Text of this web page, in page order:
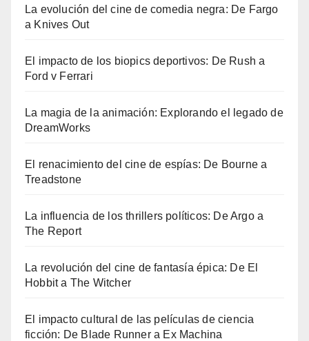
La evolución del cine de comedia negra: De Fargo
a Knives Out
El impacto de los biopics deportivos: De Rush a
Ford v Ferrari
La magia de la animación: Explorando el legado de
DreamWorks
El renacimiento del cine de espías: De Bourne a
Treadstone
La influencia de los thrillers políticos: De Argo a
The Report
La revolución del cine de fantasía épica: De El
Hobbit a The Witcher
El impacto cultural de las películas de ciencia
ficción: De Blade Runner a Ex Machina